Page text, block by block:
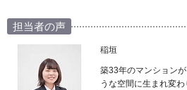
担当者の声
稲垣
築33年のマンション
うな空間に生まれ変